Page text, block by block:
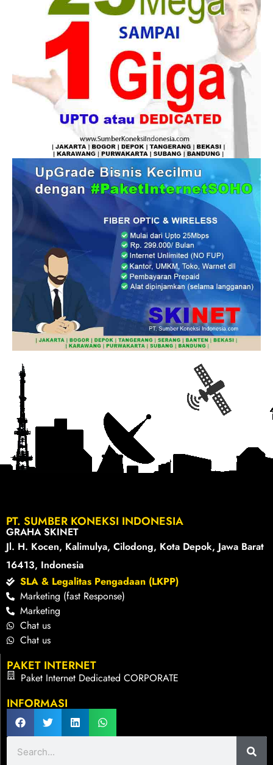
PT. SUMBER KONEKSI INDONESIA
GRAHA SKINET
Jl. H. Kocen, Kalimulya, Cilodong, Kota Depok, Jawa Barat
16413, Indonesia
SLA & Legalitas Pengadaan (LKPP)
Marketing (fast Response)
Marketing
Chat us
Chat us
PAKET INTERNET
Paket Internet Dedicated CORPORATE
INFORMASI